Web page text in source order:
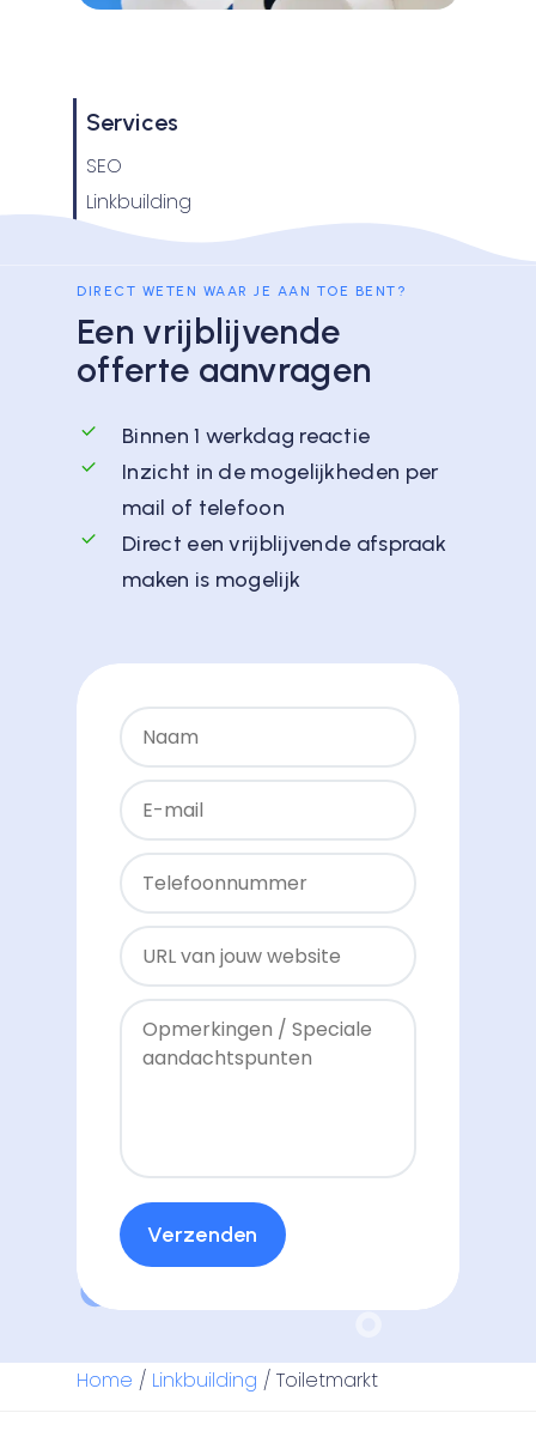
Services
SEO
Linkbuilding
DIRECT WETEN WAAR JE AAN TOE BENT?
Een vrijblijvende
offerte aanvragen
Binnen 1 werkdag reactie
Inzicht in de mogelijkheden per
mail of telefoon
Direct een vrijblijvende afspraak
maken is mogelijk
Home / Linkbuilding / Toiletmarkt